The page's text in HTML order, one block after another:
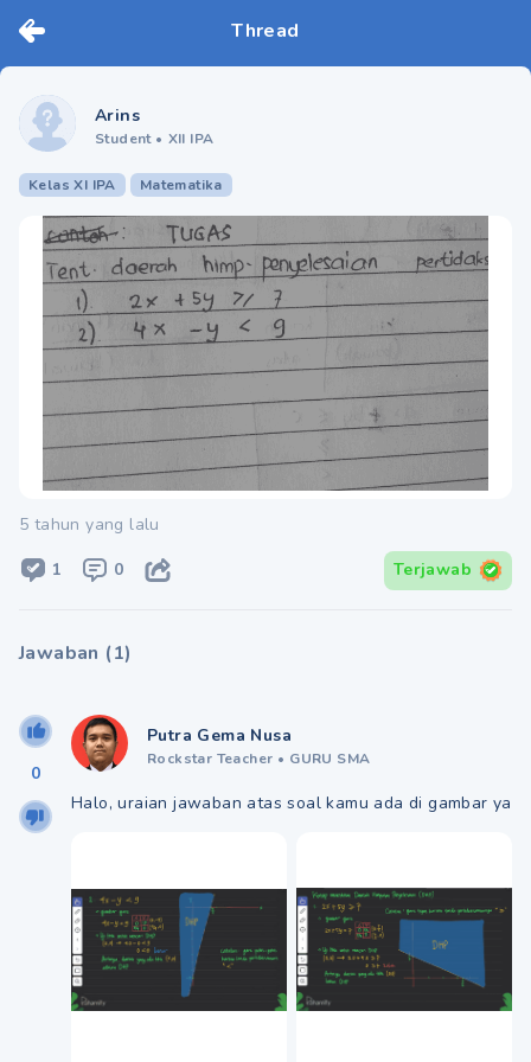
Thread
Arins
Student • XII IPA
Kelas XI IPA Matematika
5 tahun yang lalu
1 0 Terjawab
Jawaban (1)
0
Putra Gema Nusa
Rockstar Teacher • GURU SMA
Halo, uraian jawaban atas soal kamu ada di gambar ya